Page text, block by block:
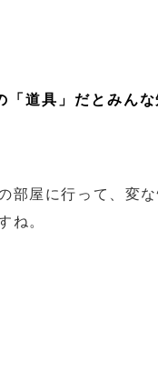
道具」だとみん
部屋に行って、変
ね。